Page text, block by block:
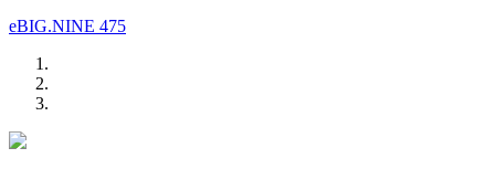
eBIG.NINE 475